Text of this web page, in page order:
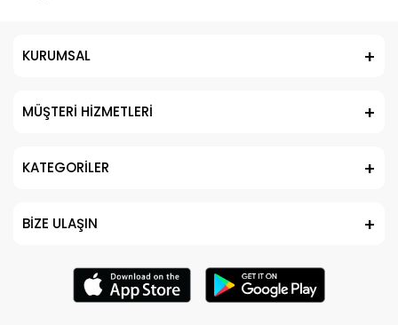
KURUMSAL
MÜŞTERİ HİZMETLERİ
KATEGORİLER
BİZE ULAŞIN